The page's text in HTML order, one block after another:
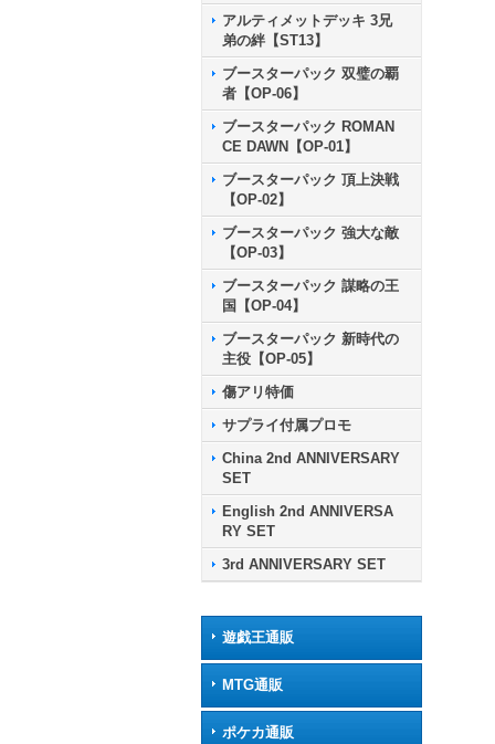
アルティメットデッキ 3兄
弟の絆【ST13】
ブースターパック 双璧の覇
者【OP-06】
ブースターパック ROMAN
CE DAWN【OP-01】
ブースターパック 頂上決戦
【OP-02】
ブースターパック 強大な敵
【OP-03】
ブースターパック 謀略の王
国【OP-04】
ブースターパック 新時代の
主役【OP-05】
傷アリ特価
サプライ付属プロモ
China 2nd ANNIVERSARY
SET
English 2nd ANNIVERSA
RY SET
3rd ANNIVERSARY SET
遊戯王通販
MTG通販
ポケカ通販